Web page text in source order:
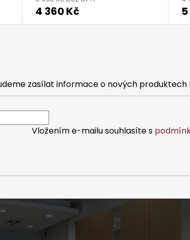
4 360 Kč
zasílat informace o nových produktech
Vložením e-mailu souhlasíte s